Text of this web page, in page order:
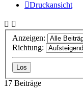
Druckansicht
Anzeigen:
Richtung:
17 Beiträge